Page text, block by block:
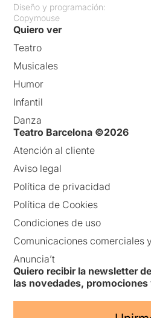
Diseño y programación:
Copymouse
Quiero ver
Teatro
Musicales
Humor
Infantil
Danza
Teatro Barcelona ©2026
Atención al cliente
Aviso legal
Política de privacidad
Política de Cookies
Condiciones de uso
Comunicaciones comerciales
Anuncia’t
Quiero recibir la newsletter
las novedades,